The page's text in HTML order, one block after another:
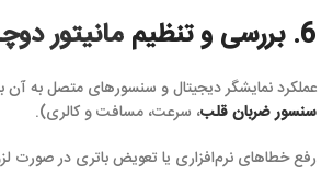
6. بررسی و تنظیم مانیتور
عملکرد نمایشگر دیجیتال و سنسورهای متصل به
سنسور ضربان قلب، سرعت، مسافت و کالری).
رفع خطاهای نرم‌افزاری یا تعویض باتری در صورت